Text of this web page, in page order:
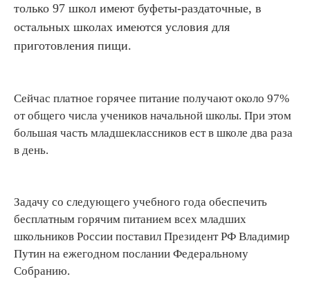
только 97 школ имеют буфеты-раздаточные, в
остальных школах имеются условия для
приготовления пищи.
Сейчас платное горячее питание получают около 97%
от общего числа учеников начальной школы. При этом
большая часть младшеклассников ест в школе два раза
в день.
Задачу со следующего учебного года обеспечить
бесплатным горячим питанием всех младших
школьников России поставил Президент РФ Владимир
Путин на ежегодном послании Федеральному
Собранию.